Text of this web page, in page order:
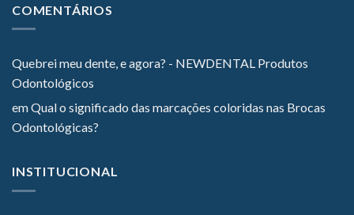
COMENTÁRIOS
Quebrei meu dente, e agora? - NEWDENTAL Produtos
Odontológicos
emQual o significado das marcações coloridas nas Brocas
Odontológicas?
INSTITUCIONAL